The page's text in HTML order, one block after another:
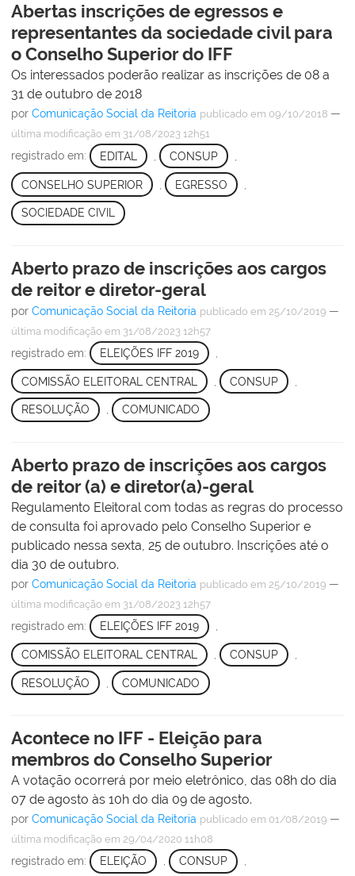
Abertas inscrições de egressos e
representantes da sociedade civil para
o Conselho Superior do IFF
Os interessados poderão realizar as inscrições de 08 a
31 de outubro de 2018
por Comunicação Social da Reitoria publicado em 09/10/2018 —
última modificação em 31/08/2023 12h51
registrado em: EDITAL CONSUP
CONSELHO SUPERIOR EGRESSO
SOCIEDADE CIVIL
Aberto prazo de inscrições aos cargos
de reitor e diretor-geral
por Comunicação Social da Reitoria publicado em 25/10/2019 —
última modificação em 31/08/2023 12h57
registrado em: ELEIÇÕES IFF 2019
COMISSÃO ELEITORAL CENTRAL CONSUP
RESOLUÇÃO , COMUNICADO
Aberto prazo de inscrições aos cargos
de reitor (a) e diretor(a)-geral
Regulamento Eleitoral com todas as regras do processo
de consulta foi aprovado pelo Conselho Superior e
publicado nessa sexta, 25 de outubro. Inscrições até o
dia 30 de outubro.
por Comunicação Social da Reitoria publicado em 25/10/2019 —
última modificação em 31/08/2023 12h57
registrado em: ELEIÇÕES IFF 2019
COMISSÃO ELEITORAL CENTRAL CONSUP
RESOLUÇÃO COMUNICADO
Acontece no IFF - Eleição para
membros do Conselho Superior
A votação ocorrerá por meio eletrônico, das 08h do dia
07 de agosto às 10h do dia 09 de agosto.
por Comunicação Social da Reitoria publicado em 01/08/2019 —
última modificação em 29/04/2020 11h08
registrado em: ELEIÇÃO , CONSUP ,